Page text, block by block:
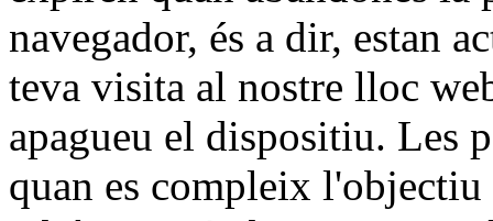
navegador, és a dir, estan
teva visita al nostre lloc
apagueu el dispositiu. Les
quan es compleix